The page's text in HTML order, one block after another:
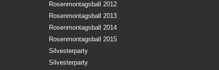
Rosenmontagsball 2012
Rosenmontagsball 2013
Rosenmontagsball 2014
Rosenmontagsball 2015
Silvesterparty
Silvesterparty